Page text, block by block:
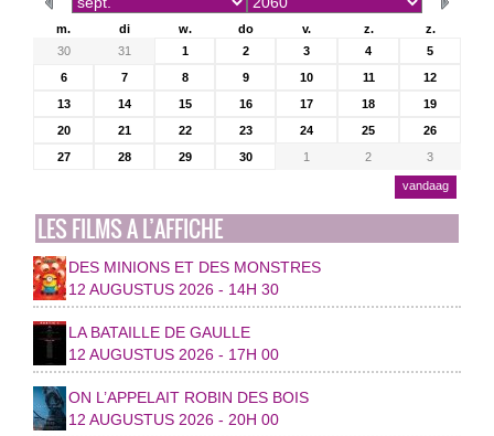
m. di w. do v. z.
z.
30
31 1 2 3 4
5
6
7 8 9 10 11
12
13
14 15 16 17 18
19
20
21 22 23 24 25
26
27
28 29 30 1 2 3
vandaag
LES FILMS A L’AFFICHE
DES MINIONS ET DES MONSTRES
12 AUGUSTUS 2026 - 14H 30
LA BATAILLE DE GAULLE
12 AUGUSTUS 2026 - 17H 00
ON L’APPELAIT ROBIN DES BOIS
12 AUGUSTUS 2026 - 20H 00